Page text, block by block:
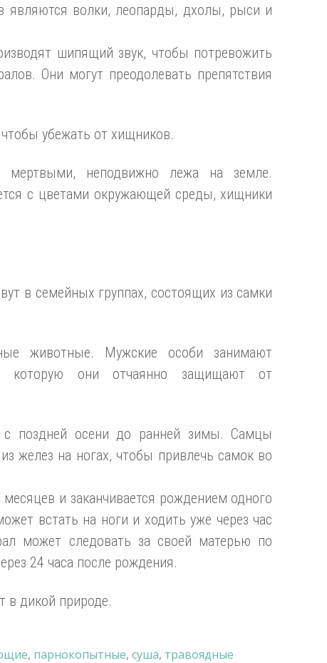
являются волки, леопарды, дхолы, рыси и
шипящий звук, чтобы потревожить
Они могут преодолевать препятствия
убежать от хищников.
мертвыми, неподвижно лежа на земле.
с цветами окружающей среды, хищники
в семейных группах, состоящих из самки
животные. Мужские особи занимают
которую они отчаянно защищают от
с поздней осени до ранней зимы. Самцы
желез на ногах, чтобы привлечь самок во
и заканчивается рождением одного
встать на ноги и ходить уже через час
может следовать за своей матерью по
24 часа после рождения.
в дикой природе.
, парнокопытные, суша, травоядные